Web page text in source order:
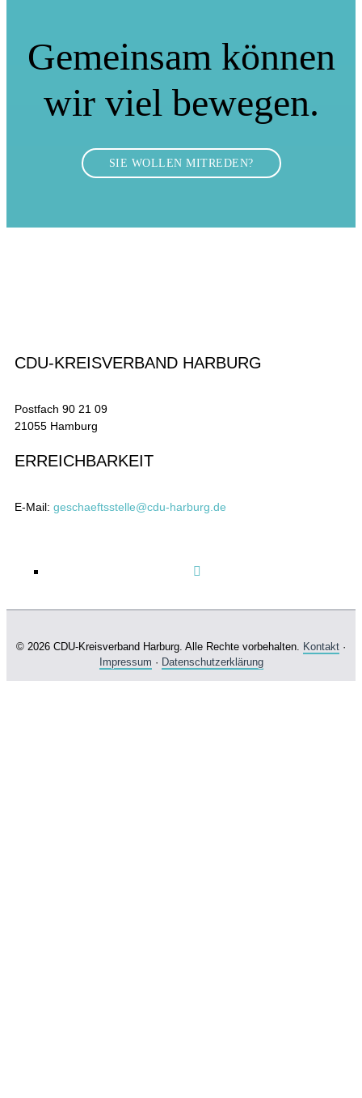
Gemeinsam können
wir viel bewegen.
SIE WOLLEN MITREDEN?
CDU-KREISVERBAND HARBURG
Postfach 90 21 09
21055 Hamburg
ERREICHBARKEIT
E-Mail: geschaeftsstelle@cdu-harburg.de
© 2026 CDU-Kreisverband Harburg. Alle Rechte vorbehalten. Kontakt ·
Impressum · Datenschutzerklärung